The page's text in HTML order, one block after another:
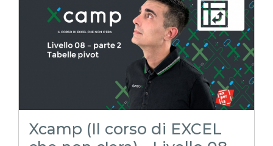
Xcamp (Il corso di EXCEL